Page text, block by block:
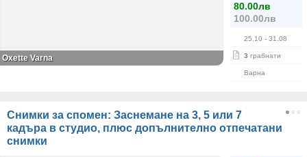
80.00лв
100.00лв
25.10 - 31.08
3 грабнати
Варна
Oxette Varna
Снимки за спомен: Заснемане на 3, 5 или 7
кадъра в студио, плюс допълнително отпечатани
снимки